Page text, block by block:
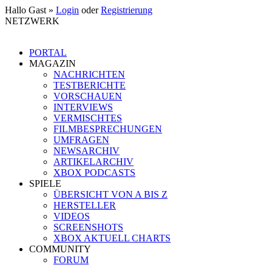
Hallo Gast » Login oderRegistrierung
NETZWERK
PORTAL
MAGAZIN
NACHRICHTEN
TESTBERICHTE
VORSCHAUEN
INTERVIEWS
VERMISCHTES
FILMBESPRECHUNGEN
UMFRAGEN
NEWSARCHIV
ARTIKELARCHIV
XBOX PODCASTS
SPIELE
ÜBERSICHT VON A BIS Z
HERSTELLER
VIDEOS
SCREENSHOTS
XBOX AKTUELL CHARTS
COMMUNITY
FORUM